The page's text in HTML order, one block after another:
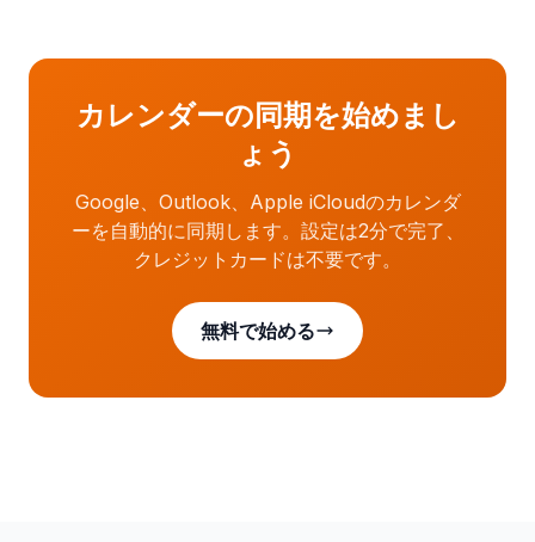
カレンダーの同期を始めまし
ょう
Google、Outlook、Apple iCloudのカレンダ
ーを自動的に同期します。設定は2分で完了、
クレジットカードは不要です。
無料で始める